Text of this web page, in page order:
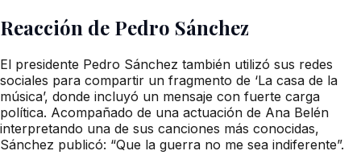
Reacción de Pedro Sánchez
El presidente Pedro Sánchez también utilizó sus redes
sociales para compartir un fragmento de ‘La casa de la
música’, donde incluyó un mensaje con fuerte carga
política. Acompañado de una actuación de Ana Belén
interpretando una de sus canciones más conocidas,
Sánchez publicó: “Que la guerra no me sea indiferente”.